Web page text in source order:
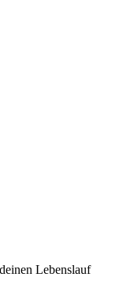
Lebenslauf